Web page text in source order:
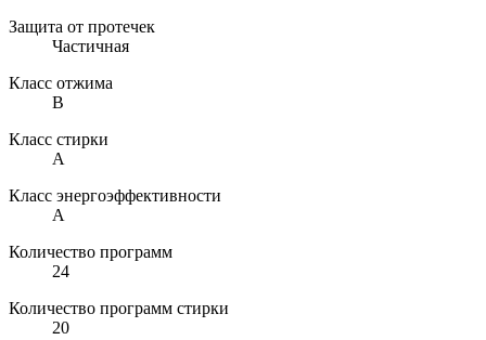
Защита от протечек
Частичная
Класс отжима
B
Класс стирки
A
Класс энергоэффективности
A
Количество программ
24
Количество программ стирки
20